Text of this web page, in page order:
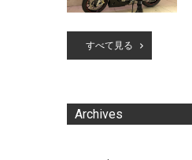
すべて見る
Archives